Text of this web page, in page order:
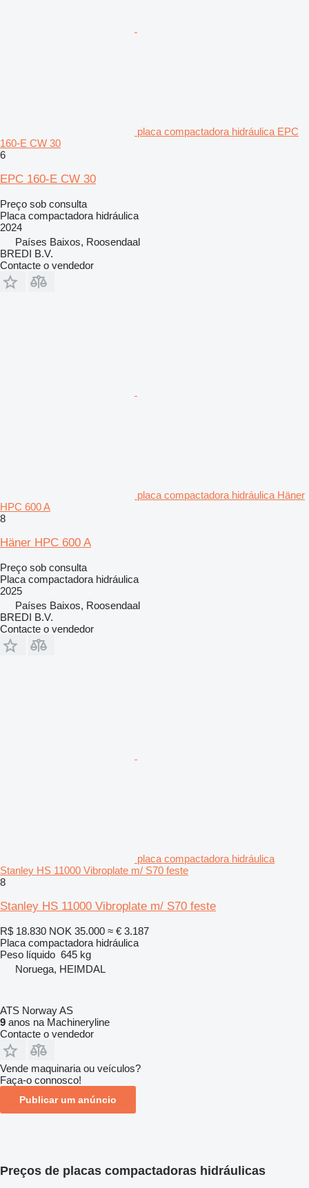
placa compactadora hidráulica EPC
160-E CW 30
6
EPC 160-E CW 30
Preço sob consulta
Placa compactadora hidráulica
2024
Países Baixos, Roosendaal
BREDI B.V.
Contacte o vendedor
placa compactadora hidráulica Häner
HPC 600 A
8
Häner HPC 600 A
Preço sob consulta
Placa compactadora hidráulica
2025
Países Baixos, Roosendaal
BREDI B.V.
Contacte o vendedor
placa compactadora hidráulica
Stanley HS 11000 Vibroplate m/ S70 feste
8
Stanley HS 11000 Vibroplate m/ S70 feste
R$ 18.830 NOK 35.000 ≈ € 3.187
Placa compactadora hidráulica
Peso líquido 645 kg
Noruega, HEIMDAL
ATS Norway AS
9 anos na Machineryline
Contacte o vendedor
Vende maquinaria ou veículos?
Faça-o connosco!
Publicar um anúncio
Preços de placas compactadoras hidráulicas